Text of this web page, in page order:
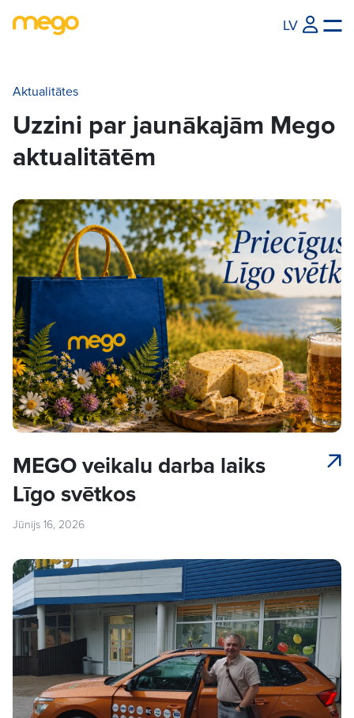
LV
Aktualitātes
Uzzini par jaunākajām Mego
aktualitātēm
MEGO veikalu darba laiks
Līgo svētkos
Jūnijs 16, 2026